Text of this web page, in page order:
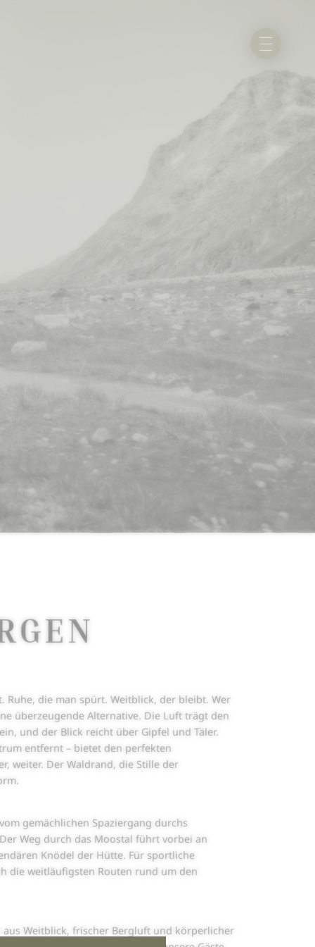
Ruhe, die man spürt. Weitblick, der bleibt. Wer
überzeugende Alternative. Die Luft trägt den
und der Blick reicht über Gipfel und Täler.
entfernt – bietet den perfekten
weiter. Der Waldrand, die Stille der
gemächlichen Spaziergang durchs
Weg durch das Moostal führt vorbei an
Knödel der Hütte. Für sportliche
die weitläufigsten Routen rund um den
Weitblick, frischer Bergluft und körperlicher